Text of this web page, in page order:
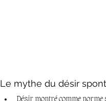
Le mythe du désir